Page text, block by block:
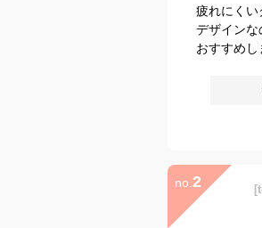
疲れにく
デザイン
おすすめし
no. 2